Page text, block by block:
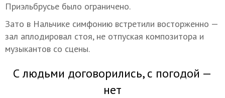
Приэльбрусье было ограничено.
Зато в Нальчике симфонию встретили восторженно —
зал аплодировал стоя, не отпуская композитора и
музыкантов со сцены.
С людьми договорились, с погодой —
нет